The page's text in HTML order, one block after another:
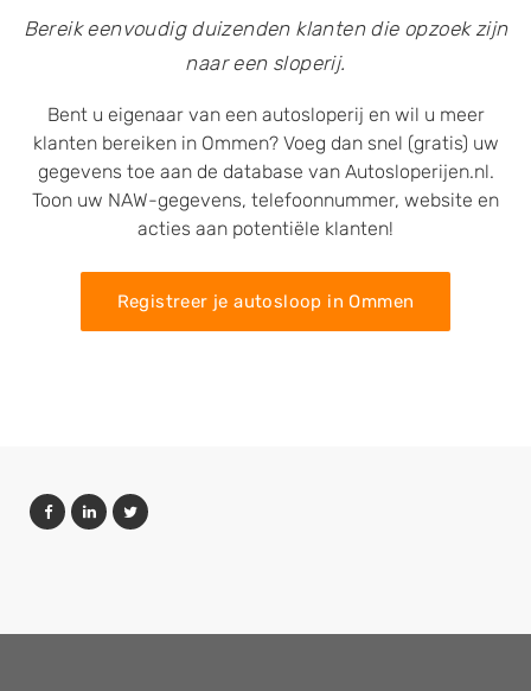
Bereik eenvoudig duizenden klanten die opzoek zijn
naar een sloperij.
Bent u eigenaar van een autosloperij en wil u meer
klanten bereiken in Ommen? Voeg dan snel (gratis) uw
gegevens toe aan de database van Autosloperijen.nl.
Toon uw NAW-gegevens, telefoonnummer, website en
acties aan potentiële klanten!
Registreer je autosloop in Ommen